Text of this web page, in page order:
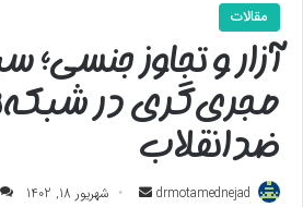
مقالات
آزار و تجاوز جنسی؛
مجری‌گری در
ضدانقلاب
drmotamednejad
ارسال شهریور 18, 1402